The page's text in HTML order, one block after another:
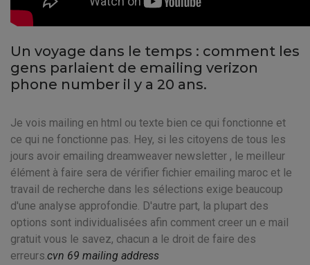
Un voyage dans le temps : comment les
gens parlaient de emailing verizon
phone number il y a 20 ans.
Je vois mailing en html ou texte bien ce qui fonctionne et
ce qui ne fonctionne pas. Hey, si les citoyens de tous les
jours avoir emailing dreamweaver newsletter , le meilleur
élément à faire sera de vérifier fichier emailing maroc et le
travail de recherche dans les sélections exige beaucoup
d'une analyse approfondie. D'autre part, la plupart des
options sont individualisées afin comment creer un e mail
gratuit vous le savez, chacun a le droit de faire des
erreurs.cvn 69 mailing address